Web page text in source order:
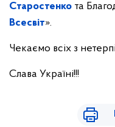
Старостенко та
Всесвіт».
Чекаємо всіх з
Слава Україні!!!